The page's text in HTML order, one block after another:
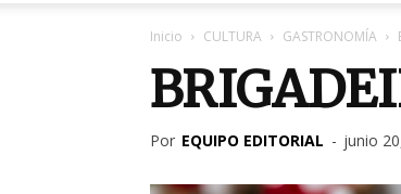
Inicio CULTURA GASTRONOMÍA
Por EQUIPO EDITORIAL - junio